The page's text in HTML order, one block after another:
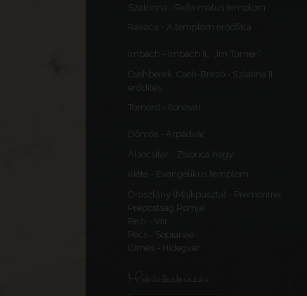
Szalonna - Református templom
Rakaca - A templom erődfala
Imbach - Imbach II., „Im Turner”
Csehberek, Cseh-Brézó - Szlatina II.
erődítés
Tömörd - Ilonavár
Dömös - Árpádvár
Alsócsitár - Zsibrica hegy
Kiéte - Evangélikus templom
Oroszlány (Majkpuszta) - Premontrei
Prépostság Romjai
Rezi - Vár
Pécs - Sopianae
Gímes - Hidegvár
Mobilalkalmazás